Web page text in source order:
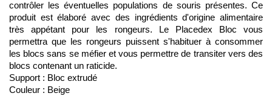
contrôler les éventuelles populations de souris présentes. Ce
produit est élaboré avec des ingrédients d'origine alimentaire
très appétant pour les rongeurs. Le Placedex Bloc vous
permettra que les rongeurs puissent s'habituer à consommer
les blocs sans se méfier et vous permettre de transiter vers des
blocs contenant un raticide.
Support : Bloc extrudé
Couleur : Beige